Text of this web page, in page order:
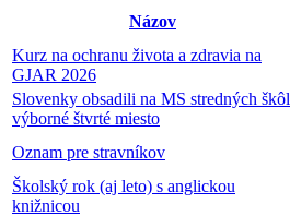
Názov
Kurz na ochranu života a zdravia na
GJAR 2026
Slovenky obsadili na MS stredných škôl
výborné štvrté miesto
Oznam pre stravníkov
Školský rok (aj leto) s anglickou
knižnicou